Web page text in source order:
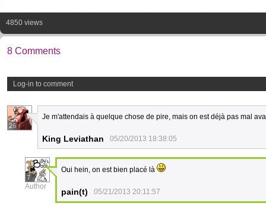
4850 views
8 Comments
Log-in to comment
26
Je m'attendais à quelque chose de pire, mais on est déjà pas mal
King Leviathan 05/20/2013 18:38:05
7
Author
Oui hein, on est bien placé là
pain(t) 05/21/2013 20:11:57